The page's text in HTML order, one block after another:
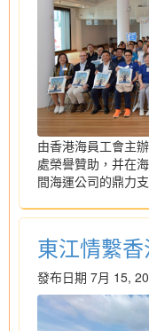
由香港海員工會主
處榮譽贊助，并在
間海運公司的鼎力
東江情繫
發布日期 7月 15,